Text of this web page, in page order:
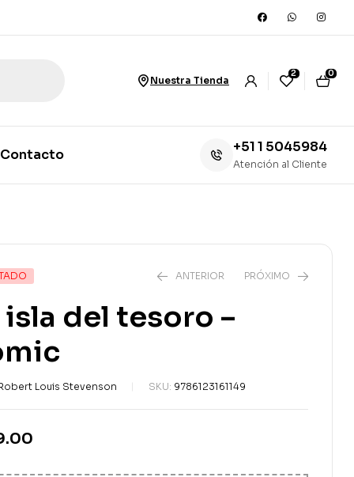
Nuestra Tienda
2 0
Contacto +51 1 5045984
Atención al Cliente
ANTERIOR PRÓXIMO
isla del tesoro –
Louis Stevenson SKU: 9786123161149